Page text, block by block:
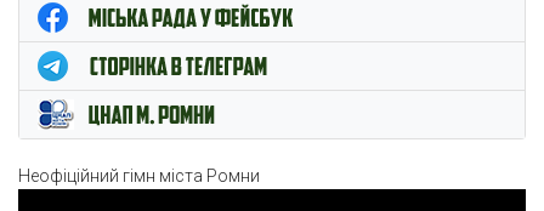
ЦНАП м. Ромни
Неофіційний гімн міста Ромни